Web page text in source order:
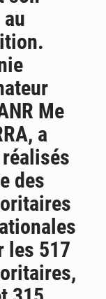
Me
a
des
les 517